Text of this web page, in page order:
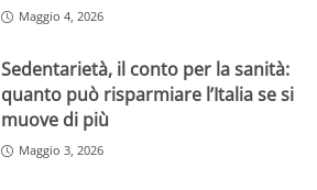
Maggio 4, 2026
Sedentarietà, il conto per la sanità:
quanto può risparmiare l’Italia se si
muove di più
Maggio 3, 2026